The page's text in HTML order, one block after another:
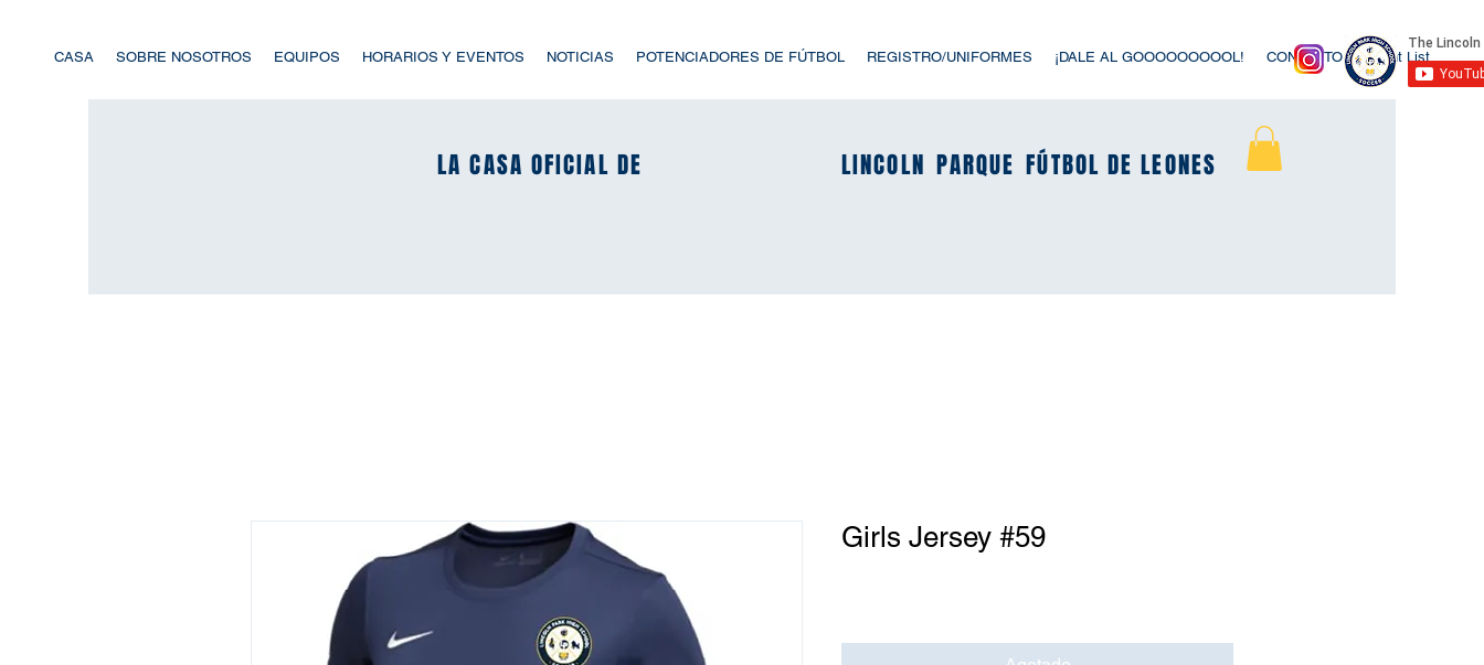
CASA SOBRE NOSOTROS EQUIPOS HORARIOS Y EVENTOS NOTICIAS POTENCIADORES DE FÚTBOL REGISTRO/UNIFORMES ¡DALE AL GOOOOOOOOOL! CONTACTO Event List
LA CASA OFICIAL DE LINCOLN PARQUE FÚTBOL DE LEONES
LA CASA OFICIAL DE LINCOLN PARQUE FÚTBOL DE LEONES
Girls Jersey #59